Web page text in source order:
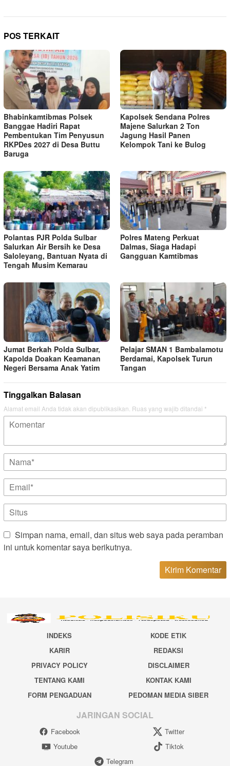
POS TERKAIT
Bhabinkamtibmas Polsek
Banggae Hadiri Rapat
Pembentukan Tim Penyusun
RKPDes 2027 di Desa Buttu
Baruga
Kapolsek Sendana Polres
Majene Salurkan 2 Ton
Jagung Hasil Panen
Kelompok Tani ke Bulog
Polantas PJR Polda Sulbar
Salurkan Air Bersih ke Desa
Saloleyang, Bantuan Nyata di
Tengah Musim Kemarau
Polres Mateng Perkuat
Dalmas, Siaga Hadapi
Gangguan Kamtibmas
Jumat Berkah Polda Sulbar,
Kapolda Doakan Keamanan
Negeri Bersama Anak Yatim
Pelajar SMAN 1 Bambalamotu
Berdamai, Kapolsek Turun
Tangan
Tinggalkan Balasan
Alamat email Anda tidak akan dipublikasikan. Ruas yang wajib ditandai *
Simpan nama, email, dan situs web saya pada peramban
ini untuk komentar saya berikutnya.
INDEKS
KODE ETIK
KARIR
REDAKSI
PRIVACY POLICY
DISCLAIMER
TENTANG KAMI
KONTAK KAMI
FORM PENGADUAN
PEDOMAN MEDIA SIBER
JARINGAN SOCIAL
Facebook
Twitter
Youtube
Tiktok
Telegram